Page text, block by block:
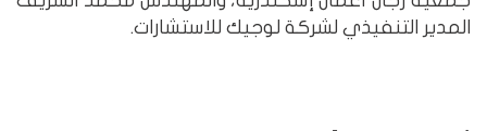
المدير التنفيذي لشركة لوجيك للاستشارات.